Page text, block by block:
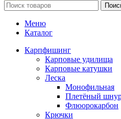
Меню
Каталог
Карпфишинг
Карповые удилища
Карповые катушки
Леска
Монофильная
Плетёный
Флюорокарбон
Крючки